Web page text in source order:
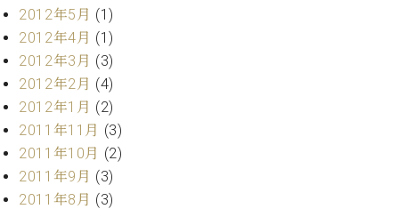
ー
ー
ビ
ス
(
調
律
ア
2012年5月 (1)
2012年4月 (1)
2012年3月 (3)
2012年2月 (4)
2012年1月 (2)
2011年11月 (3)
2011年10月 (2)
2011年9月 (3)
2011年8月 (3)